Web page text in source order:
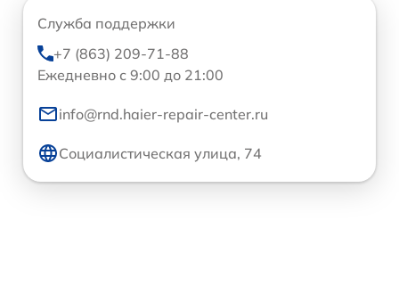
Служба поддержки
+7 (863) 209-71-88
Ежедневно с 9:00 до 21:00
info@rnd.haier-repair-center.ru
Социалистическая улица, 74